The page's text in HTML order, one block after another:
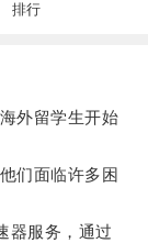
排行
外留学生开始
们面临许多困
服务，通过